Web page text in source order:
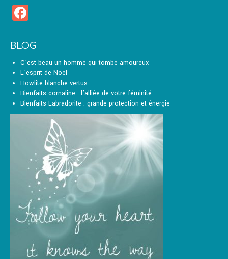
BLOG
C’est beau un homme qui tombe amoureux
L’esprit de Noël
Howlite blanche vertus
Bienfaits cornaline : l’alliée de votre féminité
Bienfaits Labradorite : grande protection et énergie